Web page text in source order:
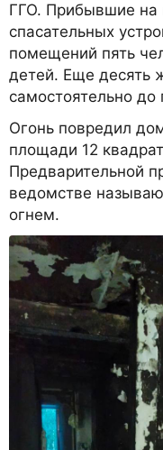
ГГО. Прибывшие
спасательных
помещений пять
детей. Еще десять
самостоятельно до
Огонь повредил
площади 12
Предварительной
ведомстве
огнем.